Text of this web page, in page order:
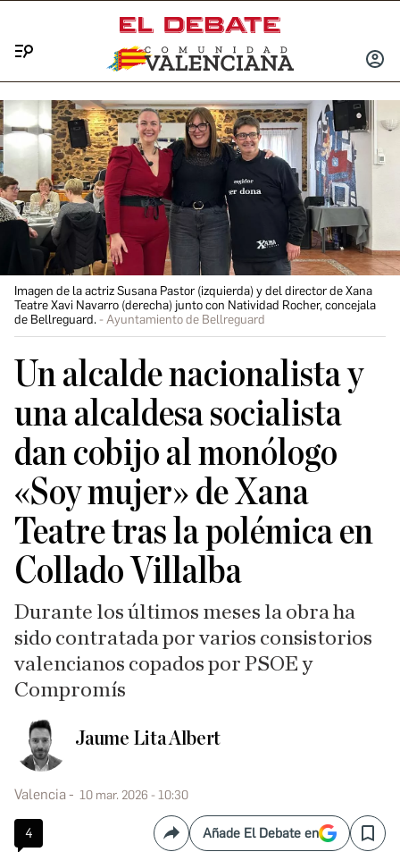
INICIAR
Imagen de la actriz Susana Pastor (izquierda) y del director de Xana
Teatre Xavi Navarro (derecha) junto con Natividad Rocher, concejala
de Bellreguard.
Ayuntamiento de Bellreguard
Un alcalde nacionalista y
una alcaldesa socialista
dan cobijo al monólogo
«Soy mujer» de Xana
Teatre tras la polémica en
Collado Villalba
Durante los últimos meses la obra ha
sido contratada por varios consistorios
valencianos copados por PSOE y
Compromís
Jaume Lita Albert
Valencia 10 mar. 2026 - 10:30
4 CompartirAñade El Debate en Save